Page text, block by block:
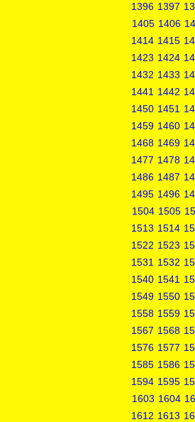
1396 1397
1405 1406
1414 1415
1423 1424
1432 1433
1441 1442
1450 1451
1459 1460
1468 1469
1477 1478
1486 1487
1495 1496
1504 1505
1513 1514
1522 1523
1531 1532
1540 1541
1549 1550
1558 1559
1567 1568
1576 1577
1585 1586
1594 1595
1603 1604
1612 1613